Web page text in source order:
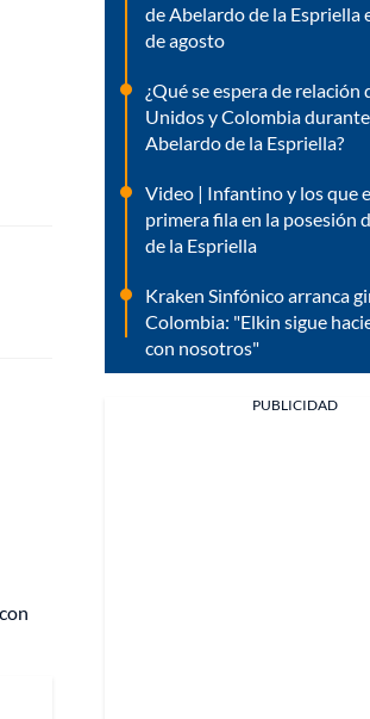
de Abelardo de la Espriella
de agosto
¿Qué se espera de relación
Unidos y Colombia
Abelardo de la Espriella?
Video | Infantino y los que
primera fila en la posesión
de la Espriella
Kraken Sinfónico arranca
Colombia: "Elkin sigue
con nosotros"
PUBLICIDAD